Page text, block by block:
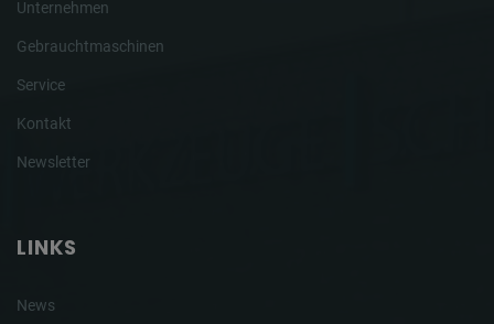
Unternehmen
Gebrauchtmaschinen
Service
Kontakt
Newsletter
LINKS
News